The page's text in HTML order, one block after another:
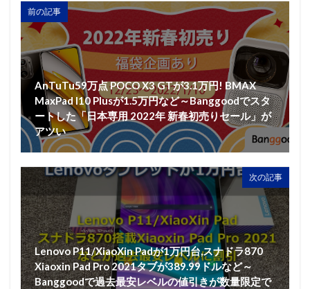
前の記事
AnTuTu59万点 POCO X3 GTが3.1万円! BMAX
MaxPad I10 Plusが1.5万円など～Banggoodでスタ
ートした「日本専用 2022年 新春初売りセール」が
アツい
次の記事
Lenovo P11/XiaoXin Padが1万円台,スナドラ870
Xiaoxin Pad Pro 2021タブが389.99ドルなど～
Banggoodで過去最安レベルの値引きが数量限定で